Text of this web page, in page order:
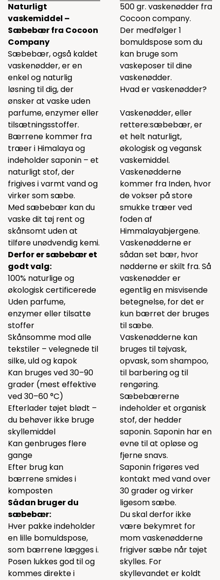
Naturligt
vaskemiddel –
Sæbebær fra Cocoon
Company
Sæbebær, også kaldet
vaskenødder, er en
enkel og naturlig
løsning til dig, der
ønsker at vaske uden
parfume, enzymer eller
tilsætningsstoffer.
Bærrene kommer fra
træer i Himalaya og
indeholder saponin – et
naturligt stof, der
frigives i varmt vand og
virker som sæbe.
Med sæbebær kan du
vaske dit tøj rent og
skånsomt uden at
tilføre unødvendig kemi.
Derfor er sæbebær et
godt valg:
100% naturlige og
økologisk certificerede
Uden parfume,
enzymer eller tilsatte
stoffer
Skånsomme mod alle
tekstiler – velegnede til
silke, uld og kapok
Kan bruges ved 30–90
grader (mest effektive
ved 30–60 °C)
Efterlader tøjet blødt –
du behøver ikke bruge
skyllemiddel
Kan genbruges flere
gange
Efter brug kan
bærrene smides i
komposten
Sådan bruger du
sæbebær:
Hver pakke indeholder
en lille bomuldspose,
som bærrene lægges i.
Posen lukkes god til og
kommes direkte i
500 gr. vaskenødder fra
Cocoon company.
Der medfølger 1
bomuldspose som du
kan bruge som
vaskeposer til dine
vaskenødder.
Hvad er vaskenødder?
Vaskenødder, eller
rettere:sæbebær, er
et helt naturligt,
økologisk og vegansk
vaskemiddel.
Vaskenødderne
kommer fra Inden, hvor
de vokser på store
smukke træer ved
foden af
Himmalayabjergene.
Vaskenødderne er
sådan set bær, hvor
nødderne er skilt fra. Så
vaskenødder er
egentlig en misvisende
betegnelse, for det er
kun bærret der bruges
til sæbe.
Vaskenødderne kan
bruges til tøjvask,
opvask, som shampoo,
til barbering og til
rengøring.
Sæbebærerne
indeholder et organisk
stof, der hedder
saponin. Saponin har en
evne til at opløse og
fjerne snavs.
Saponin frigøres ved
kontakt med vand over
30 grader og virker
ligesom sæbe.
Du skal derfor ikke
være bekymret for
mom vaskenødderne
frigiver sæbe når tøjet
skylles. For
skyllevandet er koldt